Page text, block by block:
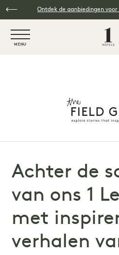
Overslaan naar hoofdinhoud
Ontdek de aanbiedingen
MENU
Achter de
van ons 1
met
verhalen